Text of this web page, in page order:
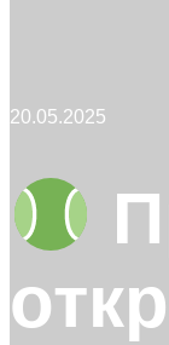
20.05.2025